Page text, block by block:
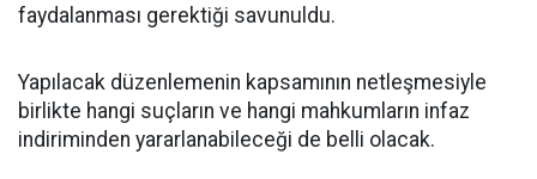
faydalanması gerektiği savunuldu.
Yapılacak düzenlemenin kapsamının netleşmesiyle
birlikte hangi suçların ve hangi mahkumların infaz
indiriminden yararlanabileceği de belli olacak.